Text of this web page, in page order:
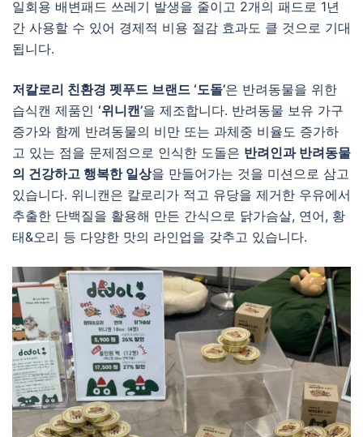
일회용 배변패드 쓰레기 발생을 줄이고 2개의 패드로 1년
간 사용할 수 있어 경제적 비용 절감 효과도 클 것으로 기대
됩니다.
저칼로리 친환경 펫푸드 브랜드 ‘도돌’은 반려동물을 위한
습식캔 제품인 ‘위니캔’을 제조합니다. 반려동물 보유 가구
증가와 함께 반려동물의 비만 또는 과체중 비율도 증가하
고 있는 점을 문제점으로 인식한 도돌은 반려인과 반려동물
의 건강하고 행복한 일상을 만들어가는 것을 미션으로 삼고
있습니다. 위니캔은 칼로리가 적고 유당을 제거한 우유에서
추출한 단백질을 활용해 만든 간식으로 닭가슴살, 연어, 황
태&오리 등 다양한 맛의 라인업을 갖추고 있습니다.